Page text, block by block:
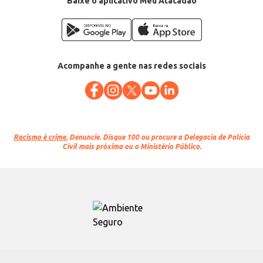
Acompanhe a gente nas redes sociais
Racismo é crime. Denuncie. Disque 100 ou procure a Delegacia de Polícia
Civil mais próxima ou o Ministério Público.